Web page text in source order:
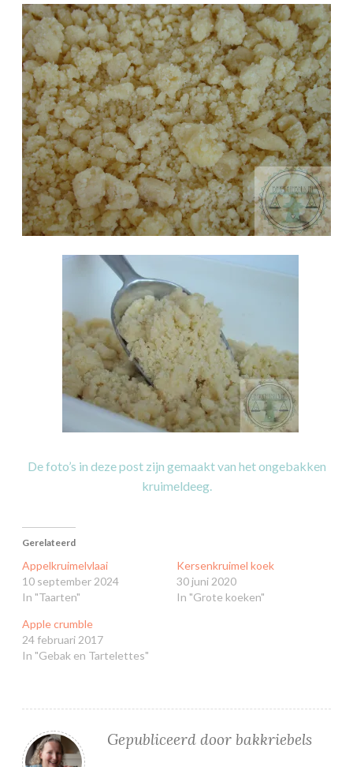
De foto’s in deze post zijn gemaakt van het ongebakken
kruimeldeeg.
Gerelateerd
Appelkruimelvlaai
10 september 2024
In "Taarten"
Kersenkruimel koek
30 juni 2020
In "Grote koeken"
Apple crumble
24 februari 2017
In "Gebak en Tartelettes"
Gepubliceerd door bakkriebels